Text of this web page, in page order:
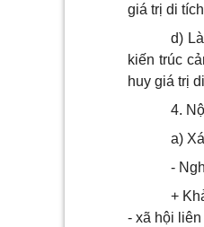
giá trị di
d)
kiến trúc
huy giá trị
4.
a)
-
+
- xã hội